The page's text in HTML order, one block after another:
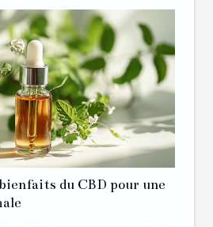
du CBD pour une